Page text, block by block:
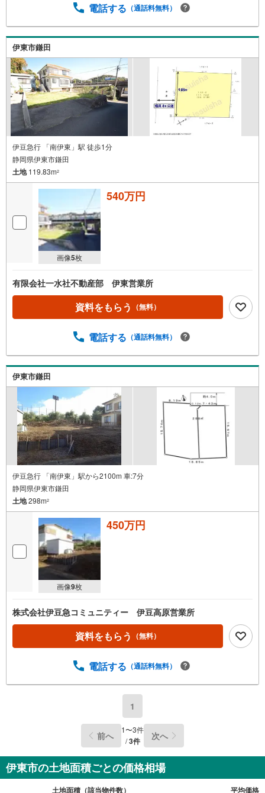
電話する （通話料無料）
伊東市鎌田
伊豆急行 「南伊東」駅 徒歩1分
静岡県伊東市鎌田
土地119.83m2
画像5枚
540万円
有限会社一水社不動産部 伊東営業所
資料をもらう （無料）
電話する （通話料無料）
伊東市鎌田
伊豆急行 「南伊東」駅から2100m 車:7分
静岡県伊東市鎌田
土地298m2
画像9枚
450万円
株式会社伊豆急コミュニティー 伊豆高原営業所
資料をもらう （無料）
電話する （通話料無料）
1
前へ 1〜3件
/3件 次へ
伊東市の土地面積ごとの価格相場
土地面積（該当物件数） 平均価格